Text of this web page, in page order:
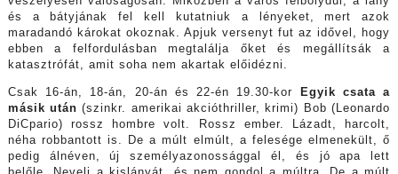
és a bátyjának fel kell kutatniuk a lényeket, mert azok
maradandó károkat okoznak. Apjuk versenyt fut az idővel, hogy
ebben a felfordulásban megtalálja őket és megállítsák a
katasztrófát, amit soha nem akartak előidézni.
Csak 16-án, 18-án, 20-án és 22-én 19.30-kor
Egyik csata a
másik után (szinkr. amerikai akcióthriller, krimi) Bob (Leonardo
DiCpario) rossz hombre volt. Rossz ember. Lázadt, harcolt,
néha robbantott is. De a múlt elmúlt, a felesége elmenekült, ő
pedig álnéven, új személyazonossággal él, és jó apa lett